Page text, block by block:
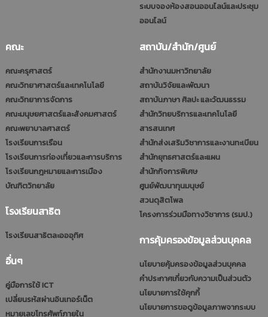
ระบบจองห้องสอนออนไลน์และประชุม
ออนไลน์
คณะ
คณะครุศาสตร์
คณะวิทยาศาสตร์และเทคโนโลยี
คณะวิทยาการจัดการ
คณะมนุษยศาสตร์และสังคมศาสตร์
คณะพยาบาลศาสตร์
โรงเรียนการเรือน
โรงเรียนการท่องเที่ยวและการบริการ
โรงเรียนกฎหมายและการเมือง
บัณฑิตวิทยาลัย
โรงเรียนสาธิต
โรงเรียนสาธิตละอออุทิศ
อื่นๆ
คู่มือการใช้ ICT
เปลี่ยนรหัสผ่านอินเทอร์เน็ต
หมายเลขโทรศัพท์ภายใน
สถาบัน/สำนัก/ศูนย์
สำนักงานมหาวิทยาลัย
สถาบันวิจัยและพัฒนา
สถาบันภาษา ศิลปะ และวัฒนธรรม
สำนักวิทยบริการและเทคโนโลยี
สารสนเทศ
สำนักส่งเสริมวิชาการและงานทะเบียน
สำนักยุทธศาสตร์และแผน
สำนักกิจการพิเศษ
ศูนย์พัฒนาทุนมนุษย์
สวนดุสิตโพล
โครงการร่วมมือทางวิชาการ (รมป.)
การคุ้มครองข้อมูลส่วนบุคคล
นโยบายคุ้มครองข้อมูลส่วนบุคคล
คำประกาศเกี่ยวกับความเป็นส่วนตัว
นโยบายการใช้คุกกี้
นโยบายการขอดูข้อมูลภาพจากระบบ